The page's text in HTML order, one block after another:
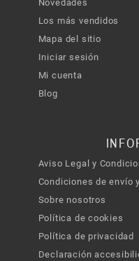
Novedades
Los más vendidos
Mapa del sitio
Iniciar sesión
Mi cuenta
Blog
Aviso Legal y
Condiciones de envío
Sobre nosotros
Política de cookies
Política de privacidad
Declaración